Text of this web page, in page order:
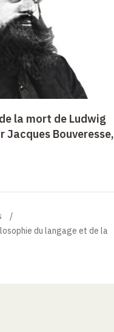
la mort de Ludwig
Jacques Bouveresse,
du langage et de la